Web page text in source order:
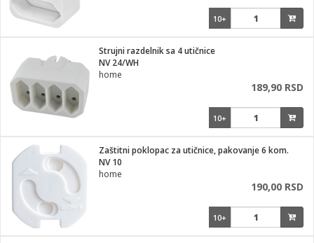
10+
Strujni razdelnik sa 4 utičnice
NV 24/WH
home
189,90 RSD
10+
Zaštitni poklopac za utičnice, pakovanje 6 kom.
NV 10
home
190,00 RSD
10+